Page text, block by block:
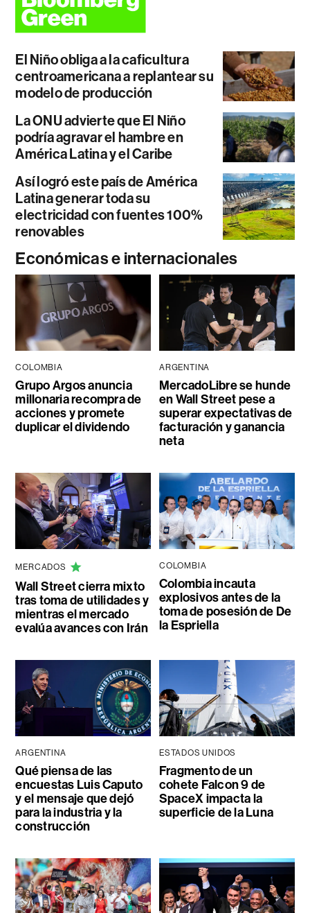
El Niño obliga a la caficultura
centroamericana a replantear su
modelo de producción
La ONU advierte que El Niño
podría agravar el hambre en
América Latina y el Caribe
Así logró este país de América
Latina generar toda su
electricidad con fuentes 100%
renovables
Económicas e internacionales
COLOMBIA
Grupo Argos anuncia
millonaria recompra de
acciones y promete
duplicar el dividendo
ARGENTINA
MercadoLibre se hunde
en Wall Street pese a
superar expectativas de
facturación y ganancia
neta
MERCADOS
Wall Street cierra mixto
tras toma de utilidades y
mientras el mercado
evalúa avances con Irán
COLOMBIA
Colombia incauta
explosivos antes de la
toma de posesión de De
la Espriella
ARGENTINA
Qué piensa de las
encuestas Luis Caputo
y el mensaje que dejó
para la industria y la
construcción
ESTADOS UNIDOS
Fragmento de un
cohete Falcon 9 de
SpaceX impacta la
superficie de la Luna